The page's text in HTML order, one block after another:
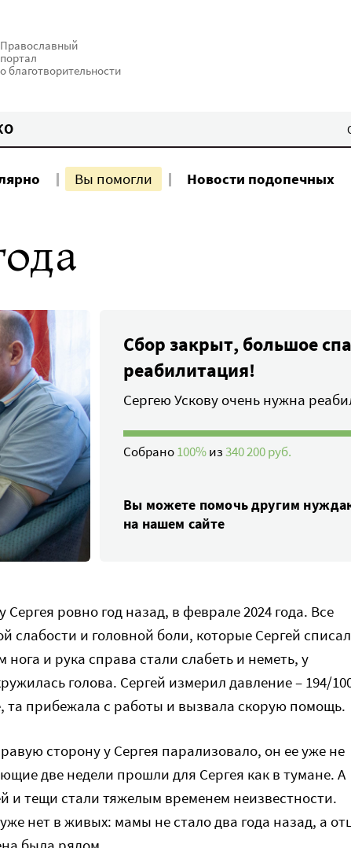
Православный
портал
о благотворительности
Вы помогли Новости подопечных
Сбор закрыт, большое
реабилитация!
Сергею Ускову очень нужна
Собрано100%из340 200 руб.
Вы можете помочь другим
на нашем сайте
Сергея ровно год назад, в феврале 2024 года. Все
слабости и головной боли, которые Сергей списал
нога и рука справа стали слабеть и неметь, у
голова. Сергей измерил давление – 194/
та прибежала с работы и вызвала скорую помощь.
сторону у Сергея парализовало, он ее уже не
две недели прошли для Сергея как в тумане. А
и тещи стали тяжелым временем неизвестности.
нет в живых: мамы не стало два года назад, а